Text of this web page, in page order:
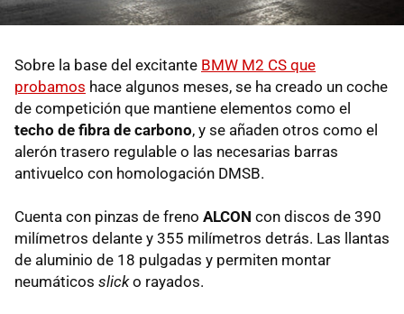
Sobre la base del excitante BMW M2 CS que
probamos hace algunos meses, se ha creado un coche
de competición que mantiene elementos como el
techo de fibra de carbono, y se añaden otros como el
alerón trasero regulable o las necesarias barras
antivuelco con homologación DMSB.
Cuenta con pinzas de freno ALCON con discos de 390
milímetros delante y 355 milímetros detrás. Las llantas
de aluminio de 18 pulgadas y permiten montar
neumáticos slicko rayados.